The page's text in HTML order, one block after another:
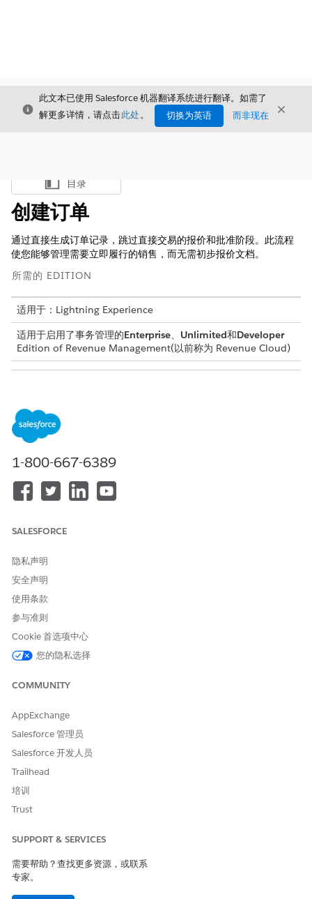
关闭
此文本已使用 Salesforce 机器翻译系统进行翻译。如需了
解更多详情，请点击此处。 切换为英语 而非现在 关闭
显示目录
目录
创建订单
通过直接生成订单记录，跳过直接交易的报价和批准阶段。此流程
使您能够管理需要立即履行的销售，而无需初步报价文档。
所需的 EDITION
适用于：Lightning Experience
适用于启用了事务管理的Enterprise、 Unlimited和Developer
Edition of Revenue Management(以前称为 Revenue Cloud)
创建订单：
在“订单”选项卡上，单击
其他必要信息。
保存更改。
选择相关
选项卡。
RevenueLifecycleManagement
单击
浏览并将产品添加到订单。
添加的产品会显示在订单产品部分。
Revenue Cloud 开发人员指南：下订单 (POST)
创建并提交订单
请与我们共享您的想法，以便我们进行改进！
1-800-667-6389
SALESFORCE
隐私声明
安全声明
使用条款
参与准则
Cookie 首选项中心
您的隐私选择
COMMUNITY
AppExchange
Salesforce 管理员
Salesforce 开发人员
Trailhead
培训
Trust
SUPPORT & SERVICES
需要帮助？查找更多资源，或联系
专家。